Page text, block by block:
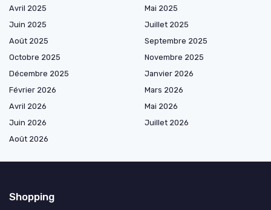
Avril 2025
Mai 2025
Juin 2025
Juillet 2025
Août 2025
Septembre 2025
Octobre 2025
Novembre 2025
Décembre 2025
Janvier 2026
Février 2026
Mars 2026
Avril 2026
Mai 2026
Juin 2026
Juillet 2026
Août 2026
Shopping